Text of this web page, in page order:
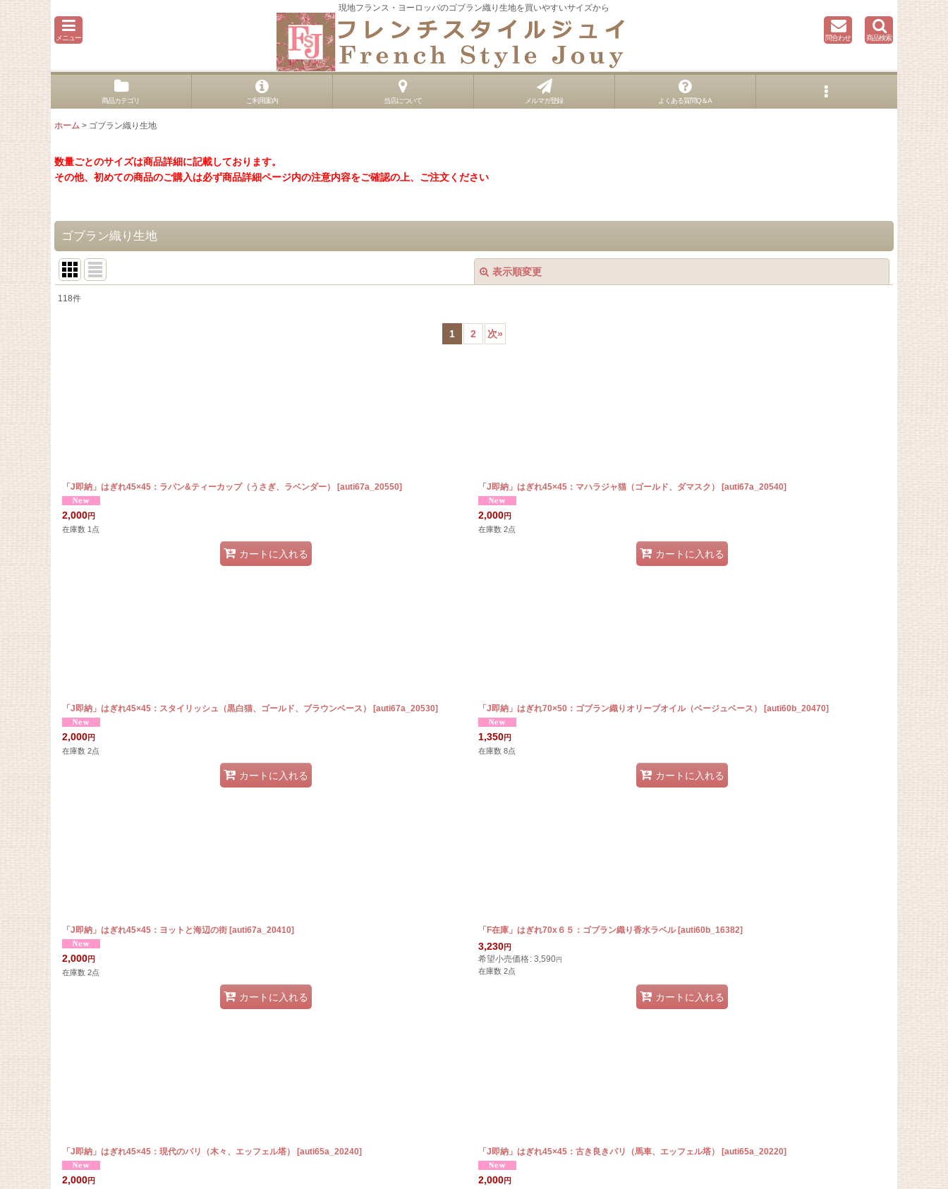
現地フランス・ヨーロッパのゴブラン織り生地を買いやすいサイズから
メニュー 問合わせ 商品検索
商品カテゴリ ご利用案内 当店について メルマガ登録 よくある質問Q＆A
ホーム > ゴブラン織り生地
数量ごとのサイズは商品詳細に記載しております。
その他、初めての商品のご購入は必ず商品詳細ページ内の注意内容をご確認の上、ご注文ください
ゴブラン織り生地
表示順変更
118件
1 2 次»
「J即納」はぎれ45×45：ラパン&ティーカップ（うさぎ、ラベンダー） [auti67a_20550]
2,000円
在庫数 1点
カートに入れる
「J即納」はぎれ45×45：マハラジャ猫（ゴールド、ダマスク） [auti67a_20540]
2,000円
在庫数 2点
カートに入れる
「J即納」はぎれ45×45：スタイリッシュ（黒白猫、ゴールド、ブラウンベース） [auti67a_20530]
2,000円
在庫数 2点
カートに入れる
「J即納」はぎれ70×50：ゴブラン織りオリーブオイル（ベージュベース） [auti60b_20470]
1,350円
在庫数 8点
カートに入れる
「J即納」はぎれ45×45：ヨットと海辺の街 [auti67a_20410]
2,000円
在庫数 2点
カートに入れる
「F在庫」はぎれ70x６５：ゴブラン織り香水ラベル [auti60b_16382]
3,230円
希望小売価格: 3,590円
在庫数 2点
カートに入れる
「J即納」はぎれ45×45：現代のパリ（木々、エッフェル塔） [auti65a_20240]
2,000円
「J即納」はぎれ45×45：古き良きパリ（馬車、エッフェル塔） [auti65a_20220]
2,000円